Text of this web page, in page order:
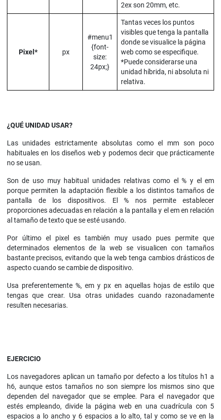
2ex son 20mm, etc.
Pixel* px
#menu1
{font-
size:
24px;}
Tantas veces los puntos
visibles que tenga la pantalla
donde se visualice la página
web como se especifique.
*Puede considerarse una
unidad híbrida, ni absoluta ni
relativa.
¿QUÉ UNIDAD USAR?
Las unidades estrictamente absolutas como el mm son poco
habituales en los diseños web y podemos decir que prácticamente
no se usan.
Son de uso muy habitual unidades relativas como el % y el em
porque permiten la adaptación flexible a los distintos tamaños de
pantalla de los dispositivos. El % nos permite establecer
proporciones adecuadas en relación a la pantalla y el em en relación
al tamaño de texto que se esté usando.
Por último el pixel es también muy usado pues permite que
determinados elementos de la web se visualicen con tamaños
bastante precisos, evitando que la web tenga cambios drásticos de
aspecto cuando se cambie de dispositivo.
Usa preferentemente %, em y px en aquellas hojas de estilo que
tengas que crear. Usa otras unidades cuando razonadamente
resulten necesarias.
EJERCICIO
Los navegadores aplican un tamaño por defecto a los títulos h1 a
h6, aunque estos tamaños no son siempre los mismos sino que
dependen del navegador que se emplee. Para el navegador que
estés empleando, divide la página web en una cuadrícula con 5
espacios a lo ancho y 6 espacios a lo alto, tal y como se ve en la